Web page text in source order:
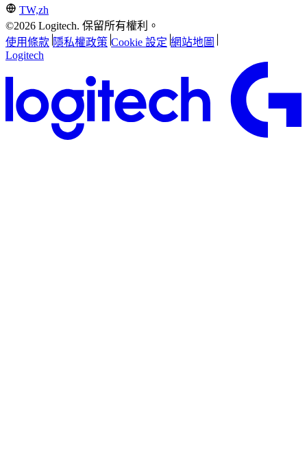
TW,zh
©2026 Logitech. 保留所有權利。
使用條款 隱私權政策 Cookie 設定 網站地圖
Logitech